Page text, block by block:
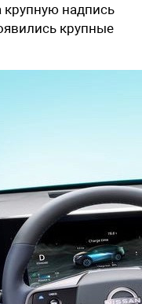
крупную надпись
крупные